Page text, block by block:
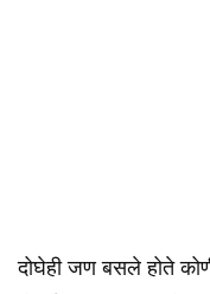
दोघेही जण बसले होते